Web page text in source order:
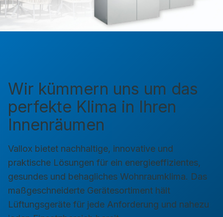
Wir kümmern uns um das
perfekte Klima in Ihren
Innenräumen
Vallox bietet nachhaltige, innovative und
praktische Lösungen für ein energieeffizientes,
gesundes und behagliches Wohnraumklima. Das
maßgeschneiderte Gerätesortiment hält
Lüftungsgeräte für jede Anforderung und nahezu